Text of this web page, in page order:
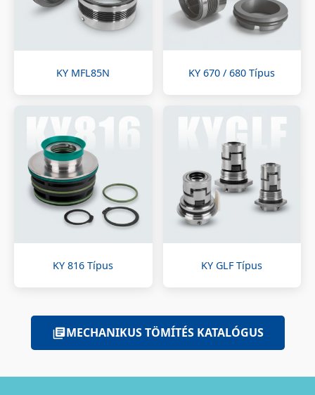
KY MFL85N KY 670 / 680 Típus
KY 816 Típus KY GLF Típus
MECHANIKUS TÖMÍTÉS KATALÓGUS